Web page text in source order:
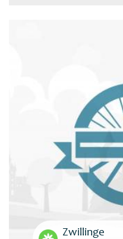
Zwillinge